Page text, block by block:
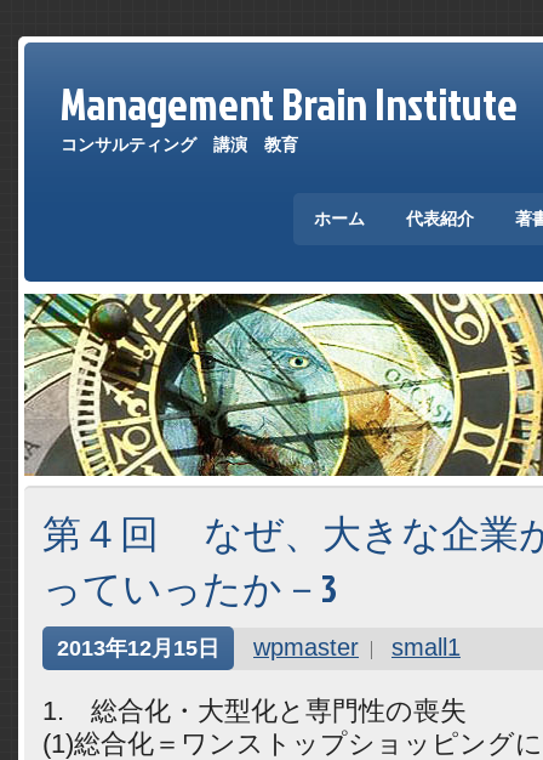
Management Brain Institute
コンサルティング 講演 教育
ホーム 代表紹介 著
第４回 なぜ、大きな企業
っていったか－3
2013年12月15日 wpmaster small1
1. 総合化・大型化と専門性の喪失
(1)総合化＝ワンストップショッピング